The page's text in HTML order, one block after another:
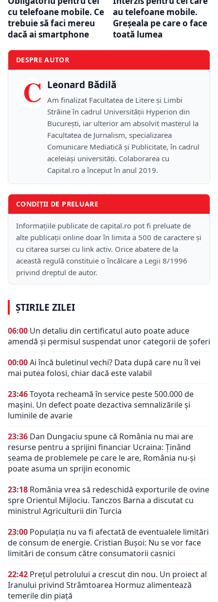
cu telefoane mobile. Ce
trebuie să faci mereu
dacă ai smartphone
au telefoane mobile.
Greșeala pe care o face
toată lumea
DESPRE AUTOR
C Leonard Bădilă
Am finalizat Facultatea de Litere și Limbi
Străine în cadrul Universității Hyperion din
București, iar ulterior am absolvit masterul la
Facultatea de Jurnalism, specializarea
Comunicare Mediatică și Publicitate, în cadrul
aceleiași universități. Colaborarea cu
Capital.ro a început în anul 2019.
CONDIȚII DE PRELUARE
Informațiile publicate de capital.ro pot fi preluate de
alte publicații online doar în limita a 500 de caractere și
cu citarea sursei cu link activ. Orice abatere de la
această regulă constituie o încălcare a Legii 8/1996
privind dreptul de autor.
ȘTIRILE ZILEI
06:00 Un detaliu din certificatul auto poate aduce
amendă și permisul suspendat unor categorii de șoferi
00:00Ai încă buletinul vechi? Data după care nu îl vei
mai putea folosi, chiar dacă este valabil
23:46Toyota recheamă în service peste 500.000 de
mașini. Un defect poate dezactiva semnalizările și
luminile de avarie
23:36 Dan Dungaciu spune că România nu mai are
resurse pentru a sprijini financiar Ucraina: Ținând
seama de problemele pe care le are, România nu-și
poate asuma un sprijin economic
23:18 România vrea să redeschidă exporturile de ovine
spre Orientul Mijlociu. Tanczos Barna a discutat cu
ministrul Agriculturii din Turcia
23:00 Populația nu va fi afectată de eventualele limitări
de consum de energie. Cristian Bușoi: Nu se vor face
limitări de consum către consumatorii casnici
22:42 Prețul petrolului a crescut din nou. Un proiect al
Iranului privind Strâmtoarea Hormuz alimentează
temerile din piață